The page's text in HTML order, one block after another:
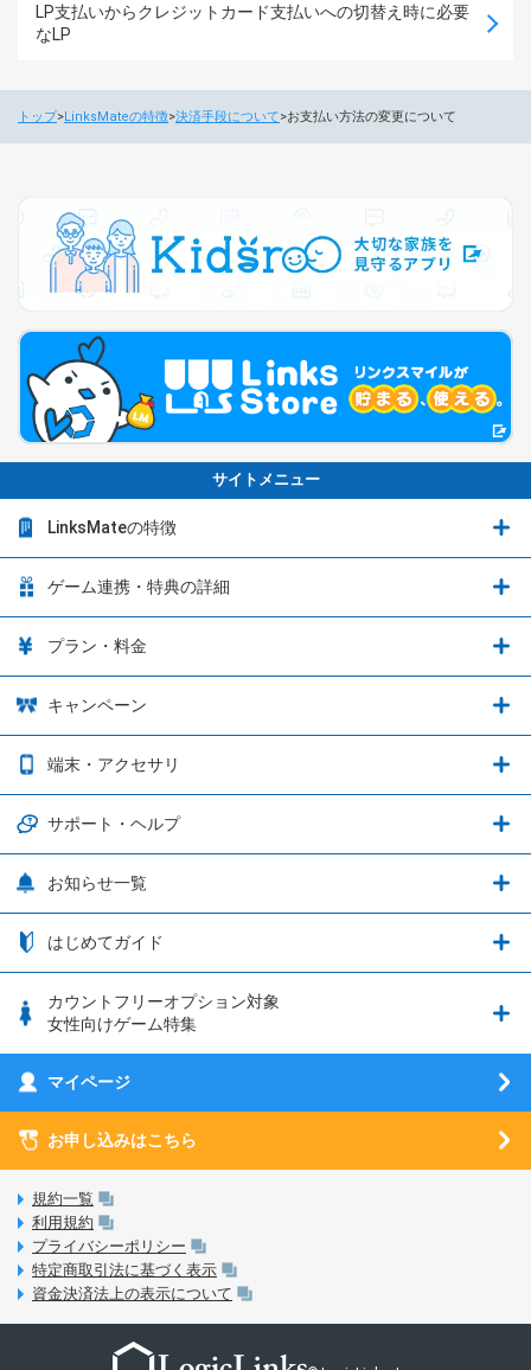
LP支払いからクレジットカード支払いへの切替え時に必要
なLP
トップ LinksMateの特徴 決済手段について お支払い方法の変更について
サイトメニュー
LinksMateの特徴
LinksMateの特徴
音声通話料金がもっとオトクに
データ通信容量繰り越し
通信エリアと通信速度状況
つながる端末保証
フィルタリングアプリ
5G回線オプションについて
LINE年齢認証について
LinksStoreについて
ゲーム連携・特典の詳細
ゲーム連携・特典の詳細
ブレイブソード×ブレイズソウル
ウマ娘 プリティーダービー
プリンセスコネクト！Re:Dive
釣り★スタ
ウマスクについて
プラン・料金
プラン・料金
3種類のSIMタイプ
日割り計算
キャンペーン
お得なキャンペーン実施中！
OPPO端末購入キャンペーン第5弾
端末・アクセサリ
端末・アクセサリ
iPhone利用について
動作確認済み端末一覧
サポート・ヘルプ
サポート・ヘルプ
nanoSIM･microSIM･通常SIMの初期設定方法
eSIMの初期設定方法
MVNOのギモンを解消！
3Dセキュアについて
未成年者の方のご契約
通信制限について
動作確認済み端末一覧
お知らせ一覧
お知らせ一覧
はじめてガイド
はじめてガイド
SIMサービスについて
SIMロック解除ガイド
LinksMateのサービスについて
LPについて
おすすめプラン
カウントフリーオプション対象
女性向けゲーム特集
刀剣乱舞-ONLINE- Pocket
あんさんぶるスターズ！！Music
マイページ
お申し込みはこちら
規約一覧
利用規約
プライバシーポリシー
特定商取引法に基づく表示
資金決済法上の表示について